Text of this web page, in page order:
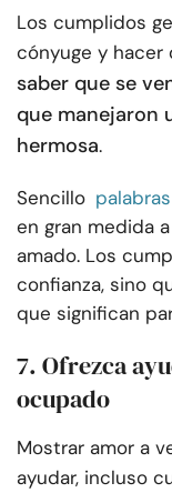
Los cumplidos
cónyuge y hacer
saber que se
que manejaron
hermosa.
Sencillo
en gran medida
amado. Los
confianza, sino
que significan
7. Ofrezca
ocupado
Mostrar amor a
ayudar, incluso